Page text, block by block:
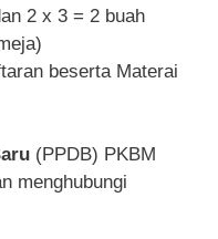
2 x 3 = 2 buah
beserta Materai
(PPDB) PKBM
menghubungi